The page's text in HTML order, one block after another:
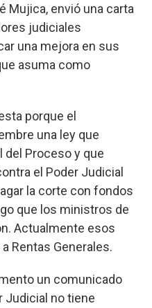
Mujica, envió una carta
judiciales
una mejora en sus
asuma como
porque el
una ley que
del Proceso y que
el Poder Judicial
la corte con fondos
que los ministros de
Actualmente esos
Rentas Generales.
un comunicado
Judicial no tiene